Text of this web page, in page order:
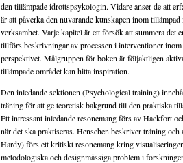
den tillämpade idrottspsykologin. Vidare anser de att
är att påverka den nuvarande kunskapen inom
verksamhet. Varje kapitel är ett försök att summera det
tillförs beskrivningar av processen i interventioner
perspektivet. Målgruppen för boken är följaktligen
tillämpade området kan hitta inspiration.
Den inledande sektionen (Psychological training)
träning för att ge teoretisk bakgrund till den praktiska
Ett intressant inledande resonemang förs av Hackfort
när det ska praktiseras. Henschen beskriver träning
Hardy) förs ett kritiskt resonemang kring
metodologiska och designmässiga problem i